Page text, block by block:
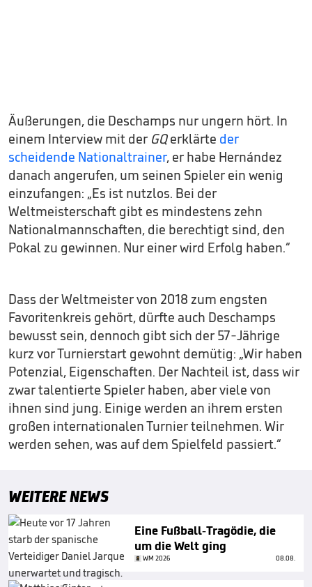
Äußerungen, die Deschamps nur ungern hört. In
einem Interview mit der GQerklärte der
scheidende Nationaltrainer, er habe Hernández
danach angerufen, um seinen Spieler ein wenig
einzufangen: „Es ist nutzlos. Bei der
Weltmeisterschaft gibt es mindestens zehn
Nationalmannschaften, die berechtigt sind, den
Pokal zu gewinnen. Nur einer wird Erfolg haben.“
Dass der Weltmeister von 2018 zum engsten
Favoritenkreis gehört, dürfte auch Deschamps
bewusst sein, dennoch gibt sich der 57-Jährige
kurz vor Turnierstart gewohnt demütig: „Wir haben
Potenzial, Eigenschaften. Der Nachteil ist, dass wir
zwar talentierte Spieler haben, aber viele von
ihnen sind jung. Einige werden an ihrem ersten
großen internationalen Turnier teilnehmen. Wir
werden sehen, was auf dem Spielfeld passiert.“
WEITERE NEWS
Eine Fußball-Tragödie, die
um die Welt ging
WM 2026 08.08.